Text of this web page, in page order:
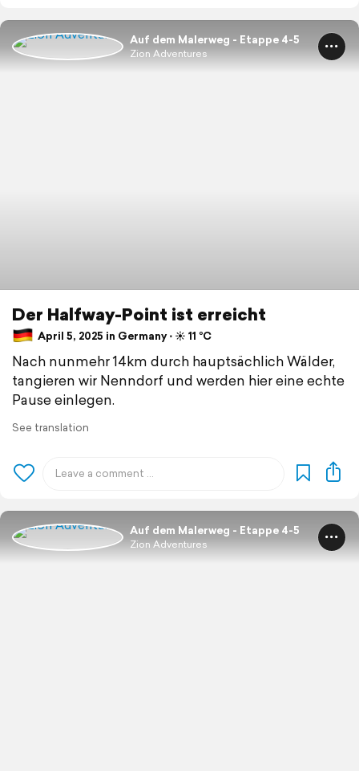
Auf dem Malerweg - Etappe 4-5
Zion Adventures
Der Halfway-Point ist erreicht
April 5, 2025 in Germany ⋅ ☀️ 11 °C
Nach nunmehr 14km durch hauptsächlich Wälder,
tangieren wir Nenndorf und werden hier eine echte
Pause einlegen.
See translation
Auf dem Malerweg - Etappe 4-5
Zion Adventures